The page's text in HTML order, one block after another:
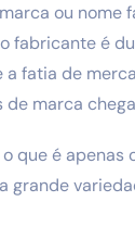
ou nome
fabricante é
a fatia de
marca
que é apenas
grande